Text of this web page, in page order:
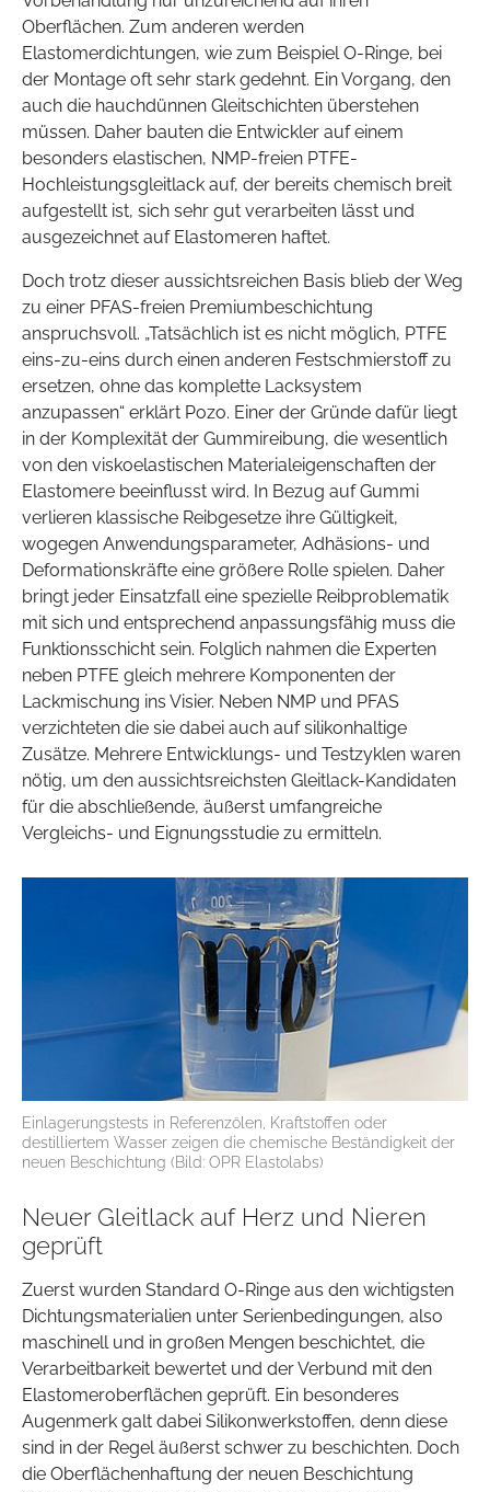
Oberflächen. Zum anderen werden
Elastomerdichtungen, wie zum Beispiel O-Ringe, bei
der Montage oft sehr stark gedehnt. Ein Vorgang, den
auch die hauchdünnen Gleitschichten überstehen
müssen. Daher bauten die Entwickler auf einem
besonders elastischen, NMP-freien PTFE-
Hochleistungsgleitlack auf, der bereits chemisch breit
aufgestellt ist, sich sehr gut verarbeiten lässt und
ausgezeichnet auf Elastomeren haftet.
Doch trotz dieser aussichtsreichen Basis blieb der Weg
zu einer PFAS-freien Premiumbeschichtung
anspruchsvoll. „Tatsächlich ist es nicht möglich, PTFE
eins-zu-eins durch einen anderen Festschmierstoff zu
ersetzen, ohne das komplette Lacksystem
anzupassen“ erklärt Pozo. Einer der Gründe dafür liegt
in der Komplexität der Gummireibung, die wesentlich
von den viskoelastischen Materialeigenschaften der
Elastomere beeinflusst wird. In Bezug auf Gummi
verlieren klassische Reibgesetze ihre Gültigkeit,
wogegen Anwendungsparameter, Adhäsions- und
Deformationskräfte eine größere Rolle spielen. Daher
bringt jeder Einsatzfall eine spezielle Reibproblematik
mit sich und entsprechend anpassungsfähig muss die
Funktionsschicht sein. Folglich nahmen die Experten
neben PTFE gleich mehrere Komponenten der
Lackmischung ins Visier. Neben NMP und PFAS
verzichteten die sie dabei auch auf silikonhaltige
Zusätze. Mehrere Entwicklungs- und Testzyklen waren
nötig, um den aussichtsreichsten Gleitlack-Kandidaten
für die abschließende, äußerst umfangreiche
Vergleichs- und Eignungsstudie zu ermitteln.
Einlagerungstests in Referenzölen, Kraftstoffen oder
destilliertem Wasser zeigen die chemische Beständigkeit der
neuen Beschichtung (Bild: OPR Elastolabs)
Neuer Gleitlack auf Herz und Nieren
geprüft
Zuerst wurden Standard O-Ringe aus den wichtigsten
Dichtungsmaterialien unter Serienbedingungen, also
maschinell und in großen Mengen beschichtet, die
Verarbeitbarkeit bewertet und der Verbund mit den
Elastomeroberflächen geprüft. Ein besonderes
Augenmerk galt dabei Silikonwerkstoffen, denn diese
sind in der Regel äußerst schwer zu beschichten. Doch
die Oberflächenhaftung der neuen Beschichtung